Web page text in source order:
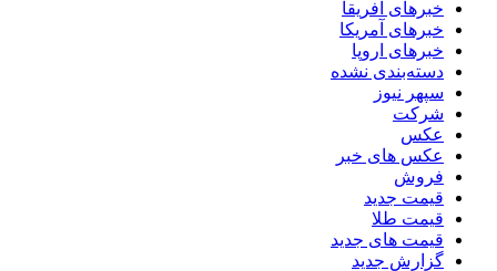
خبرهای آفریقا
خبرهای آمریکا
خبرهای اروپا
دسته‌بندی نشده
سپهر نیوز
شرکت
عکس
عکس های خبر
فروش
قیمت جدید
قیمت طلا
قیمت های جدید
گزارش جدید